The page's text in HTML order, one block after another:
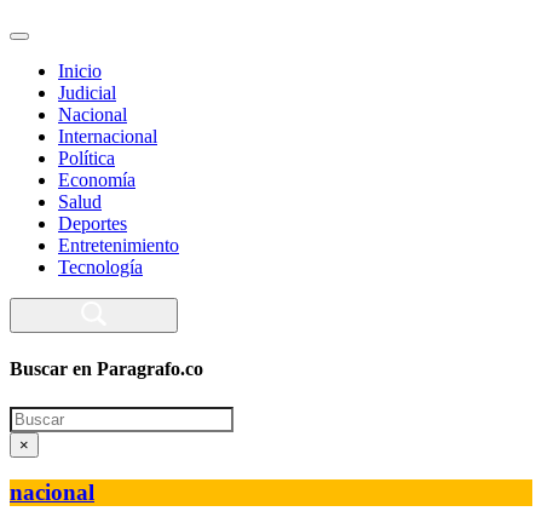
Inicio
Judicial
Nacional
Internacional
Política
Economía
Salud
Deportes
Entretenimiento
Tecnología
Buscar en Paragrafo.co
Search
×
nacional